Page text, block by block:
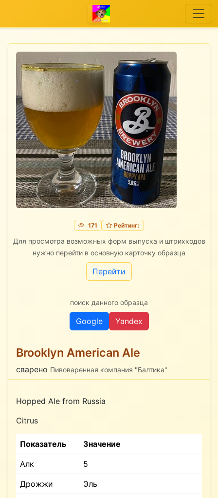
171 Рейтинг:
Для просмотра возможных форм выпуска и штрихкодов
нужно перейти в основную карточку образца
Перейти
поиск данного образца
Google Yandex
Brooklyn American Ale
сварено Пивоваренная компания "Балтика"
Hopped Ale from Russia
Citrus
Показатель Значение
Алк 5
Дрожжи Эль